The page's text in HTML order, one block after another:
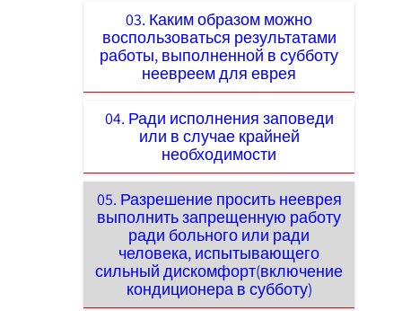
03. Каким образом можно
воспользоваться результатами
работы, выполненной в субботу
неевреем для еврея
04. Ради исполнения заповеди
или в случае крайней
необходимости
05. Разрешение просить нееврея
выполнить запрещенную работу
ради больного или ради
человека, испытывающего
сильный дискомфорт(включение
кондиционера в субботу)